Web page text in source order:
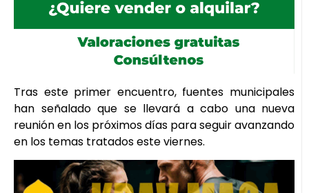
Tras este primer encuentro, fuentes municipales
han señalado que se llevará a cabo una nueva
reunión en los próximos días para seguir avanzando
en los temas tratados este viernes.